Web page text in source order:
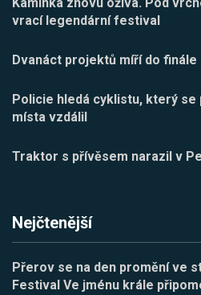
vrací legendární festival
Dvanáct projektů míří do finále
Policie hledá cyklistu, který se
místa vzdálil
Traktor s přívěsem narazil v
Nejčtenější
Přerov se na den promění ve
Festival Ve jménu krále